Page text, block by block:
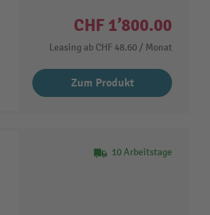
CHF 1’800.00
Leasing ab CHF 48.60 / Monat
Zum Produkt
10 Arbeitstage